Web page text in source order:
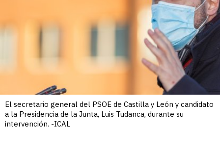
El secretario general del PSOE de Castilla y León y candidato
a la Presidencia de la Junta, Luis Tudanca, durante su
intervención. -ICAL